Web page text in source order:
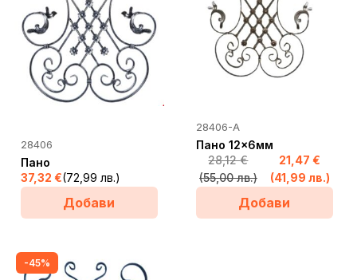
28406
Пано
37,32 €(72,99 лв.)
Добави
28406-A
Пано 12×6мм
28,12€
(55,00 лв.)
Original
was:
21,47€
(41,99 лв.)
Текущата
е:
Добави
-45%